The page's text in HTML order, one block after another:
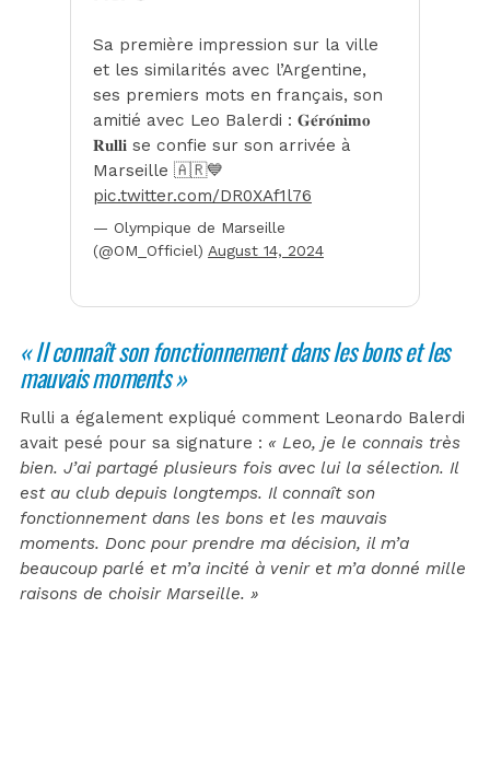
Sa première impression sur la ville
et les similarités avec l’Argentine,
ses premiers mots en français, son
amitié avec Leo Balerdi : 𝐆𝐞́𝐫𝐨́𝐧𝐢𝐦𝐨
𝐑𝐮𝐥𝐥𝐢 se confie sur son arrivée à
Marseille 🇦🇷💙
pic.twitter.com/DR0XAf1l76
— Olympique de Marseille
(@OM_Officiel) August 14, 2024
« Il connaît son fonctionnement dans les bons et les
mauvais moments »
Rulli a également expliqué comment Leonardo Balerdi
avait pesé pour sa signature : « Leo, je le connais très
bien. J’ai partagé plusieurs fois avec lui la sélection. Il
est au club depuis longtemps. Il connaît son
fonctionnement dans les bons et les mauvais
moments. Donc pour prendre ma décision, il m’a
beaucoup parlé et m’a incité à venir et m’a donné mille
raisons de choisir Marseille. »